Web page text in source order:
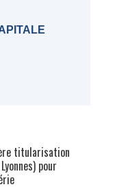
titularisation
pour